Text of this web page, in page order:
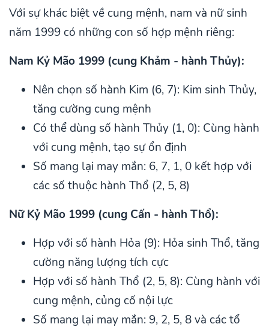
Với sự khác biệt về cung mệnh, nam và nữ sinh
năm 1999 có những con số hợp mệnh riêng:
Nam Kỷ Mão 1999 (cung Khảm - hành Thủy):
Nên chọn số hành Kim (6, 7): Kim sinh Thủy,
tăng cường cung mệnh
Có thể dùng số hành Thủy (1, 0): Cùng hành
với cung mệnh, tạo sự ổn định
Số mang lại may mắn: 6, 7, 1, 0 kết hợp với
các số thuộc hành Thổ (2, 5, 8)
Nữ Kỷ Mão 1999 (cung Cấn - hành Thổ):
Hợp với số hành Hỏa (9): Hỏa sinh Thổ, tăng
cường năng lượng tích cực
Hợp với số hành Thổ (2, 5, 8): Cùng hành với
cung mệnh, củng cố nội lực
Số mang lại may mắn: 9, 2, 5, 8 và các tổ